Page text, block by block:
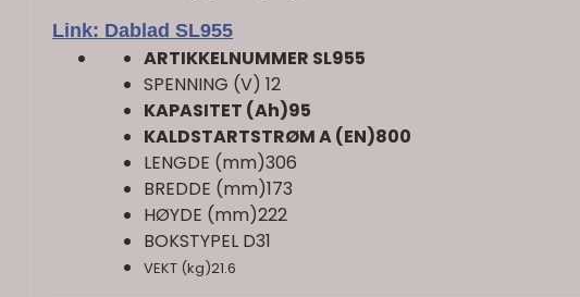
Link: Dablad SL955
ARTIKKELNUMMER SL955
SPENNING (V) 12
KAPASITET (Ah)95
KALDSTARTSTRØM A (EN)800
LENGDE (mm)306
BREDDE (mm)173
HØYDE (mm)222
BOKSTYPEL D31
VEKT (kg)21.6